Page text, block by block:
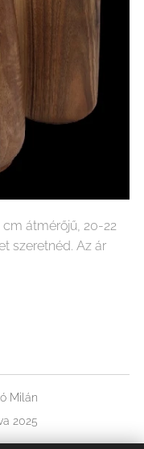
cm átmérőjű, 20-22
szeretnéd. Az ár
Milán
2025